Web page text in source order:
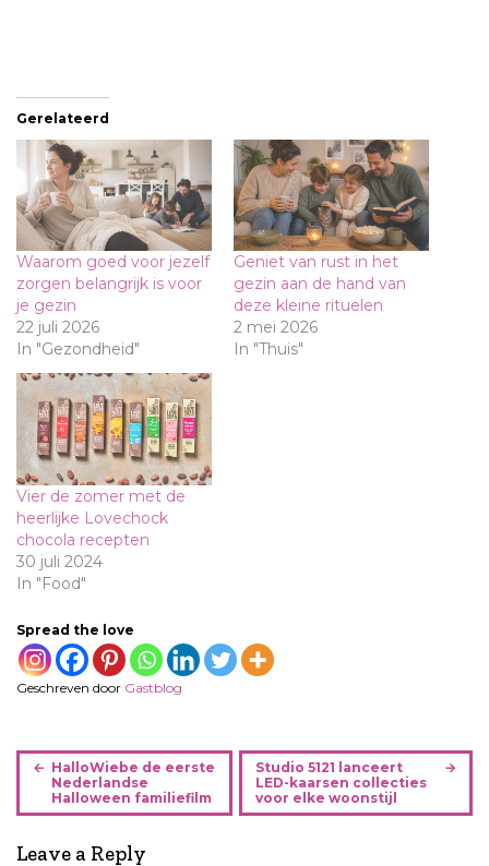
Gerelateerd
Waarom goed voor jezelf
zorgen belangrijk is voor
je gezin
22 juli 2026
In "Gezondheid"
Geniet van rust in het
gezin aan de hand van
deze kleine rituelen
2 mei 2026
In "Thuis"
Vier de zomer met de
heerlijke Lovechock
chocola recepten
30 juli 2024
In "Food"
Spread the love
Geschreven door Gastblog
B
r
c
HalloWiebe de eerste
Nederlandse
Halloween familiefilm
Studio 5121 lanceert
LED-kaarsen collecties
voor elke woonstijl
Leave a Reply